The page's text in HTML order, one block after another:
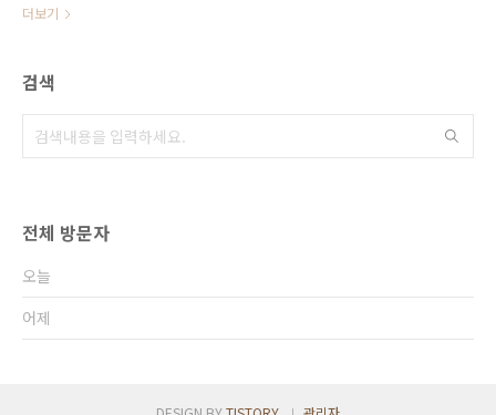
더보기
검색
전체 방문자
오늘
어제